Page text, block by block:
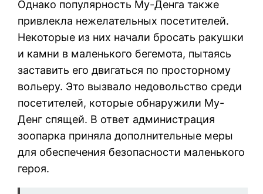
Однако популярность Му-Денга также
привлекла нежелательных посетителей.
Некоторые из них начали бросать ракушки
и камни в маленького бегемота, пытаясь
заставить его двигаться по просторному
вольеру. Это вызвало недовольство среди
посетителей, которые обнаружили Му-
Денг спящей. В ответ администрация
зоопарка приняла дополнительные меры
для обеспечения безопасности маленького
героя.